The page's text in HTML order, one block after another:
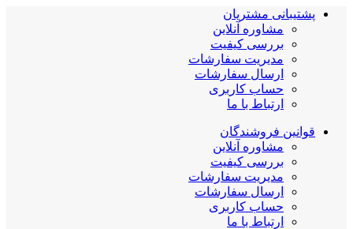
پشتیبانی مشتریان
مشاوره آنلاین
بررسی کیفیت
مدیریت سفارشات
ارسال سفارشات
حساب کاربری
ارتباط با ما
قوانین فروشندگان
مشاوره آنلاین
بررسی کیفیت
مدیریت سفارشات
ارسال سفارشات
حساب کاربری
ارتباط با ما